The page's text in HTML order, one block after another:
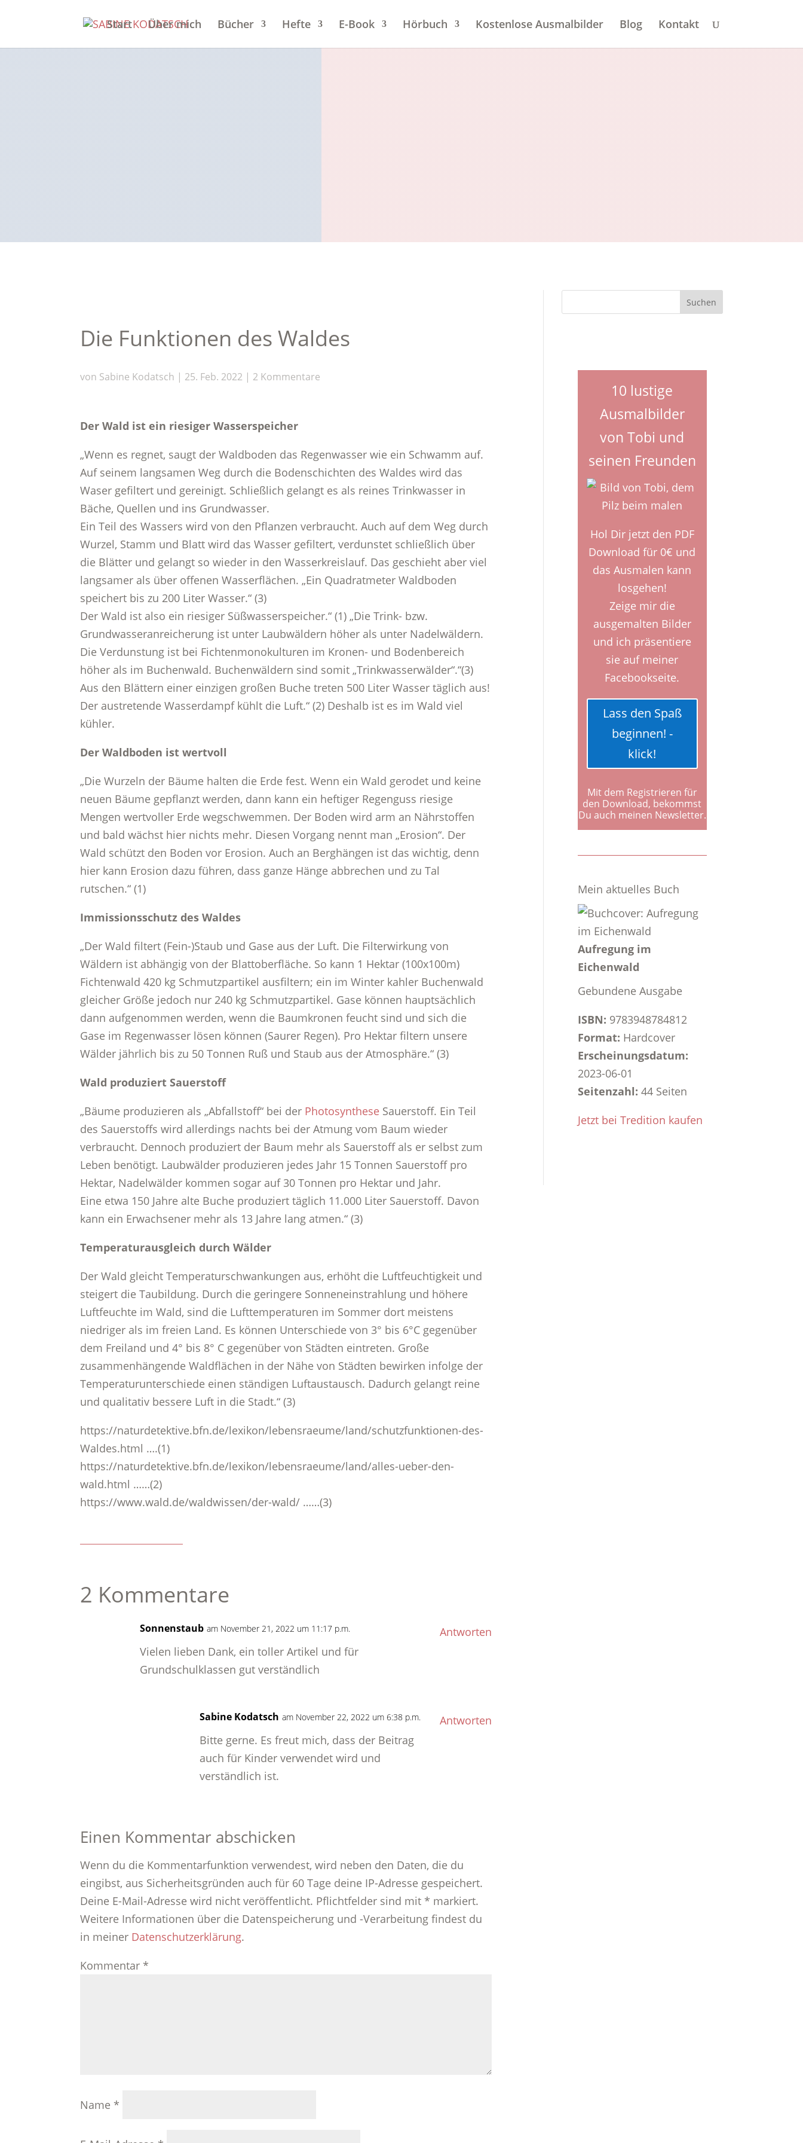
Start Über mich Bücher Hefte E-Book Hörbuch Kostenlose Ausmalbilder Blog Kontakt
Die Funktionen des Waldes
von Sabine Kodatsch | 25. Feb. 2022 | 2 Kommentare
Der Wald ist ein riesiger Wasserspeicher
„Wenn es regnet, saugt der Waldboden das Regenwasser wie ein Schwamm auf.
Auf seinem langsamen Weg durch die Bodenschichten des Waldes wird das
Waser gefiltert und gereinigt. Schließlich gelangt es als reines Trinkwasser in
Bäche, Quellen und ins Grundwasser.
Ein Teil des Wassers wird von den Pflanzen verbraucht. Auch auf dem Weg durch
Wurzel, Stamm und Blatt wird das Wasser gefiltert, verdunstet schließlich über
die Blätter und gelangt so wieder in den Wasserkreislauf. Das geschieht aber viel
langsamer als über offenen Wasserflächen. „Ein Quadratmeter Waldboden
speichert bis zu 200 Liter Wasser.“ (3)
Der Wald ist also ein riesiger Süßwasserspeicher.“ (1) „Die Trink- bzw.
Grundwasseranreicherung ist unter Laubwäldern höher als unter Nadelwäldern.
Die Verdunstung ist bei Fichtenmonokulturen im Kronen- und Bodenbereich
höher als im Buchenwald. Buchenwäldern sind somit „Trinkwasserwälder“.“(3)
Aus den Blättern einer einzigen großen Buche treten 500 Liter Wasser täglich aus!
Der austretende Wasserdampf kühlt die Luft.“ (2) Deshalb ist es im Wald viel
kühler.
Der Waldboden ist wertvoll
„Die Wurzeln der Bäume halten die Erde fest. Wenn ein Wald gerodet und keine
neuen Bäume gepflanzt werden, dann kann ein heftiger Regenguss riesige
Mengen wertvoller Erde wegschwemmen. Der Boden wird arm an Nährstoffen
und bald wächst hier nichts mehr. Diesen Vorgang nennt man „Erosion“. Der
Wald schützt den Boden vor Erosion. Auch an Berghängen ist das wichtig, denn
hier kann Erosion dazu führen, dass ganze Hänge abbrechen und zu Tal
rutschen.“ (1)
Immissionsschutz des Waldes
„Der Wald filtert (Fein-)Staub und Gase aus der Luft. Die Filterwirkung von
Wäldern ist abhängig von der Blattoberfläche. So kann 1 Hektar (100x100m)
Fichtenwald 420 kg Schmutzpartikel ausfiltern; ein im Winter kahler Buchenwald
gleicher Größe jedoch nur 240 kg Schmutzpartikel. Gase können hauptsächlich
dann aufgenommen werden, wenn die Baumkronen feucht sind und sich die
Gase im Regenwasser lösen können (Saurer Regen). Pro Hektar filtern unsere
Wälder jährlich bis zu 50 Tonnen Ruß und Staub aus der Atmosphäre.“ (3)
Wald produziert Sauerstoff
„Bäume produzieren als „Abfallstoff“ bei der Photosynthese Sauerstoff. Ein Teil
des Sauerstoffs wird allerdings nachts bei der Atmung vom Baum wieder
verbraucht. Dennoch produziert der Baum mehr als Sauerstoff als er selbst zum
Leben benötigt. Laubwälder produzieren jedes Jahr 15 Tonnen Sauerstoff pro
Hektar, Nadelwälder kommen sogar auf 30 Tonnen pro Hektar und Jahr.
Eine etwa 150 Jahre alte Buche produziert täglich 11.000 Liter Sauerstoff. Davon
kann ein Erwachsener mehr als 13 Jahre lang atmen.“ (3)
Temperaturausgleich durch Wälder
Der Wald gleicht Temperaturschwankungen aus, erhöht die Luftfeuchtigkeit und
steigert die Taubildung. Durch die geringere Sonneneinstrahlung und höhere
Luftfeuchte im Wald, sind die Lufttemperaturen im Sommer dort meistens
niedriger als im freien Land. Es können Unterschiede von 3° bis 6°C gegenüber
dem Freiland und 4° bis 8° C gegenüber von Städten eintreten. Große
zusammenhängende Waldflächen in der Nähe von Städten bewirken infolge der
Temperaturunterschiede einen ständigen Luftaustausch. Dadurch gelangt reine
und qualitativ bessere Luft in die Stadt.“ (3)
https://naturdetektive.bfn.de/lexikon/lebensraeume/land/schutzfunktionen-des-
Waldes.html ….(1)
https://naturdetektive.bfn.de/lexikon/lebensraeume/land/alles-ueber-den-
wald.html ……(2)
https://www.wald.de/waldwissen/der-wald/ ……(3)
2 Kommentare
Sonnenstaub am November 21, 2022 um 11:17 p.m.
Vielen lieben Dank, ein toller Artikel und für
Grundschulklassen gut verständlich
Antworten
Sabine Kodatsch am November 22, 2022 um 6:38 p.m.
Bitte gerne. Es freut mich, dass der Beitrag
auch für Kinder verwendet wird und
verständlich ist.
Antworten
Einen Kommentar abschicken
Wenn du die Kommentarfunktion verwendest, wird neben den Daten, die du
eingibst, aus Sicherheitsgründen auch für 60 Tage deine IP-Adresse gespeichert.
Deine E-Mail-Adresse wird nicht veröffentlicht. Pflichtfelder sind mit * markiert.
Weitere Informationen über die Datenspeicherung und -Verarbeitung findest du
in meiner Datenschutzerklärung.
Kommentar *
Name *
10 lustige
Ausmalbilder
von Tobi und
seinen Freunden
Hol Dir jetzt den PDF
Download für 0€ und
das Ausmalen kann
losgehen!
Zeige mir die
ausgemalten Bilder
und ich präsentiere
sie auf meiner
Facebookseite.
Lass den Spaß
beginnen! -
klick!
Mit dem Registrieren für
den Download, bekommst
Du auch meinen Newsletter.
Mein aktuelles Buch
Aufregung im
Eichenwald
Gebundene Ausgabe
ISBN: 9783948784812
Format: Hardcover
Erscheinungsdatum:
2023-06-01
Seitenzahl: 44 Seiten
Jetzt bei Tredition kaufen